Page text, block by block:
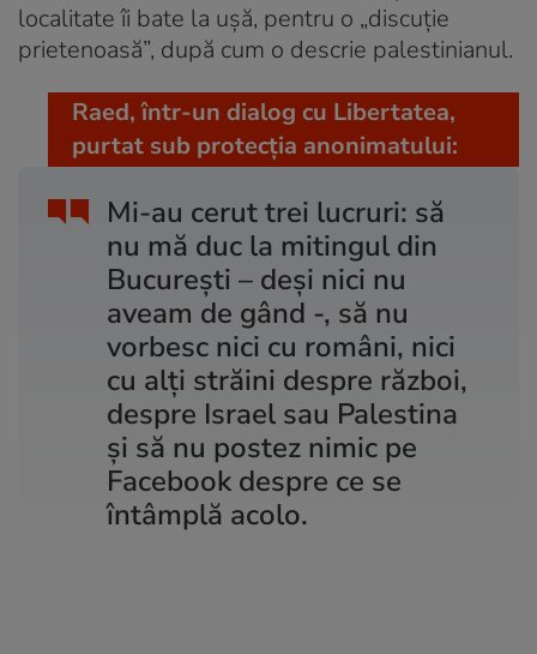
localitate îi bate la ușă, pentru o „discuţie
prietenoasă”, după cum o descrie palestinianul.
Mi-au cerut trei lucruri: să
nu mă duc la mitingul din
București – deși nici nu
aveam de gând -, să nu
vorbesc nici cu români, nici
cu alți străini despre război,
despre Israel sau Palestina
și să nu postez nimic pe
Facebook despre ce se
întâmplă acolo.
Raed, într-un dialog cu Libertatea,
purtat sub protecţia anonimatului: